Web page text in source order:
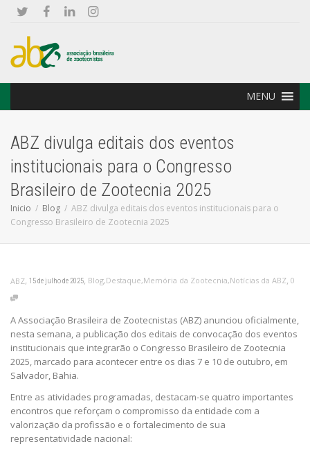
MENU
ABZ divulga editais dos eventos
institucionais para o Congresso
Brasileiro de Zootecnia 2025
Inicio Blog
ABZ divulga editais dos eventos institucionais para o
Congresso Brasileiro de Zootecnia 2025
ABZ, 15 de julho de 2025, Blog,Destaque,Memória da Zootecnia,Notícias da ABZ, 0
A Associação Brasileira de Zootecnistas (ABZ) anunciou oficialmente,
nesta semana, a publicação dos editais de convocação dos eventos
institucionais que integrarão o Congresso Brasileiro de Zootecnia
2025, marcado para acontecer entre os dias 7 e 10 de outubro, em
Salvador, Bahia.
Entre as atividades programadas, destacam-se quatro importantes
encontros que reforçam o compromisso da entidade com a
valorização da profissão e o fortalecimento de sua
representatividade nacional: